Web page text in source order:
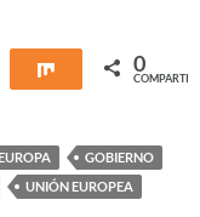
Compartir
0
COMPARTIR
GOBIERNO
UNIÓN EUROPEA